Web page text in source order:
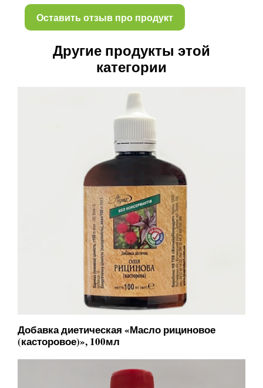
Другие продукты этой
категории
Добавка диетическая «Масло рициновое
(касторовое)», 100мл